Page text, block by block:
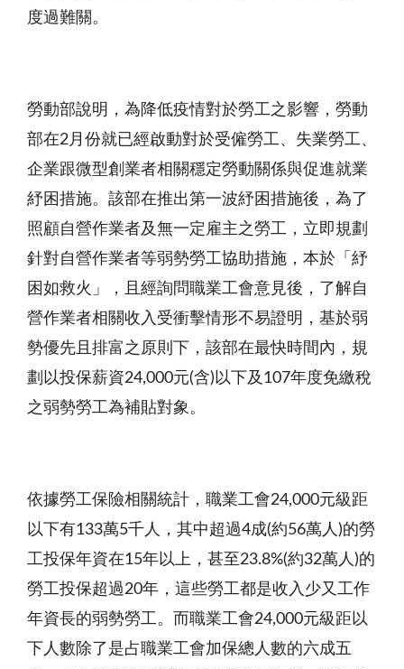
度過難關。
勞動部說明，為降低疫情對於勞工之影響，勞動
部在2月份就已經啟動對於受僱勞工、失業勞工、
企業跟微型創業者相關穩定勞動關係與促進就業
紓困措施。該部在推出第一波紓困措施後，為了
照顧自營作業者及無一定雇主之勞工，立即規劃
針對自營作業者等弱勢勞工協助措施，本於「紓
困如救火」，且經詢問職業工會意見後，了解自
營作業者相關收入受衝擊情形不易證明，基於弱
勢優先且排富之原則下，該部在最快時間內，規
劃以投保薪資24,000元(含)以下及 107年度免繳稅
之弱勢勞工為補貼對象。
依據勞工保險相關統計，職業工會24,000元級距
以下有133萬5千人，其中超過4成(約56萬人 )的勞
工投保年資在15年以上，甚至23.8%(約32萬人 )的
勞工投保超過20年，這些勞工都是收入少又工作
年資長的弱勢勞工。而職業工會24,000元級距以
下人數除了是占職業工會加保總人數的六成五